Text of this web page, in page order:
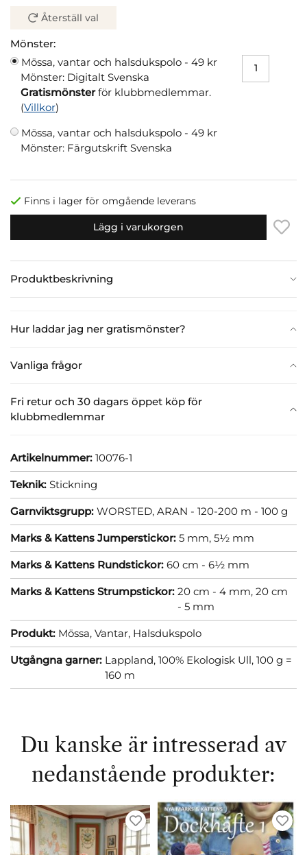
Återställ val
Mönster:
Mössa, vantar och halsdukspolo - 49 kr
Mönster: Digitalt Svenska
Gratismönsterför klubbmedlemmar.
(Villkor)
Mössa, vantar och halsdukspolo - 49 kr
Mönster: Färgutskrift Svenska
Finns i lager för omgående leverans
Lägg i varukorgen
Produktbeskrivning
Hur laddar jag ner gratismönster?
Vanliga frågor
Fri retur och 30 dagars öppet köp för
klubbmedlemmar
Artikelnummer: 10076-1
Teknik: Stickning
Garnviktsgrupp: WORSTED, ARAN - 120-200 m - 100 g
Marks & Kattens Jumperstickor: 5 mm, 5½ mm
Marks & Kattens Rundstickor: 60 cm - 6½ mm
Marks & Kattens Strumpstickor: 20 cm - 4 mm, 20 cm
- 5 mm
Produkt: Mössa, Vantar, Halsdukspolo
Utgångna garner: Lappland, 100% Ekologisk Ull, 100 g =
160 m
Du kanske är intresserad av
nedanstående produkter: